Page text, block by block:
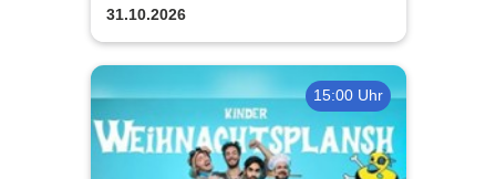
31.10.2026
15:00 Uhr